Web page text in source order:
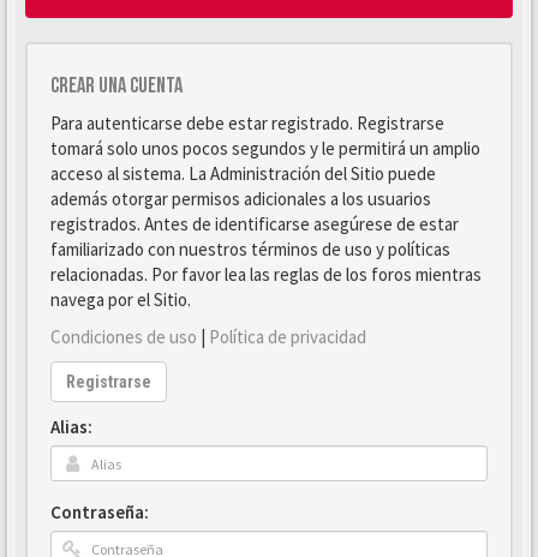
Crear una cuenta
Para autenticarse debe estar registrado. Registrarse
tomará solo unos pocos segundos y le permitirá un amplio
acceso al sistema. La Administración del Sitio puede
además otorgar permisos adicionales a los usuarios
registrados. Antes de identificarse asegúrese de estar
familiarizado con nuestros términos de uso y políticas
relacionadas. Por favor lea las reglas de los foros mientras
navega por el Sitio.
Condiciones de uso | Política de privacidad
Registrarse
Alias:
Contraseña: